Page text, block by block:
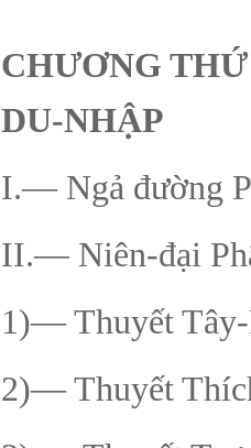
CHƯƠNG THỨ
DU-NHẬP
I.— Ngả đường
II.— Niên-đại
1)— Thuyết Tây-
2)— Thuyết